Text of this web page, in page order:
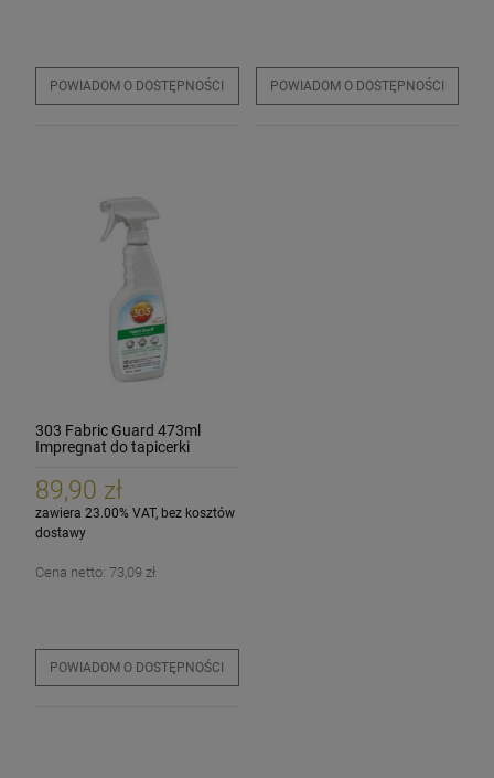
POWIADOM O DOSTĘPNOŚCI POWIADOM O DOSTĘPNOŚCI
303 Fabric Guard 473ml
Impregnat do tapicerki
89,90 zł
zawiera 23.00% VAT, bez kosztów
dostawy
Cena netto: 73,09 zł
POWIADOM O DOSTĘPNOŚCI